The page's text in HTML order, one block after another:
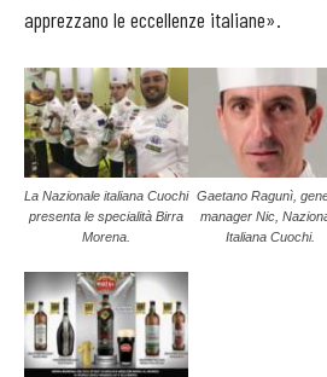
apprezzano le eccellenze italiane».
La Nazionale italiana Cuochi
presenta le specialità Birra
Morena.
Gaetano Ragunì,
manager Nic,
Italiana Cuochi.